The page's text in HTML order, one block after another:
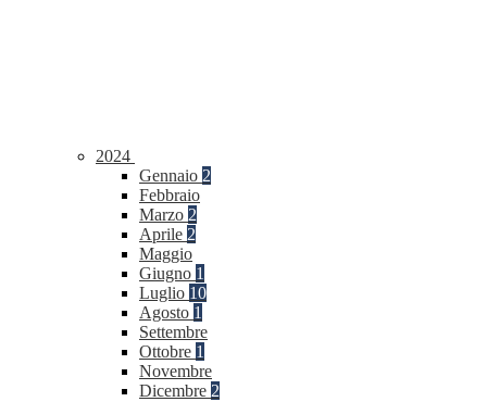
2024
Gennaio 2
Febbraio
Marzo 2
Aprile 2
Maggio
Giugno 1
Luglio 10
Agosto 1
Settembre
Ottobre 1
Novembre
Dicembre 2